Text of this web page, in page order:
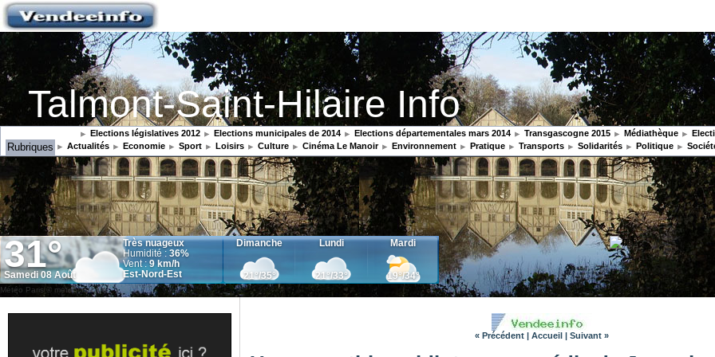
Talmont-Saint-Hilaire Info
Médiathèque
Transgascogne 2015
Elections départementales mars 2014
Elections municipales de 2014
Elections législatives 2012
Politique
Solidarités
Transports
Pratique
Environnement
Cinéma Le Manoir
Culture
Loisirs
Sport
Economie
Actualités
Rubriques
Météo Paris© meteocity.com
« Précédent | Accueil | Suivant »